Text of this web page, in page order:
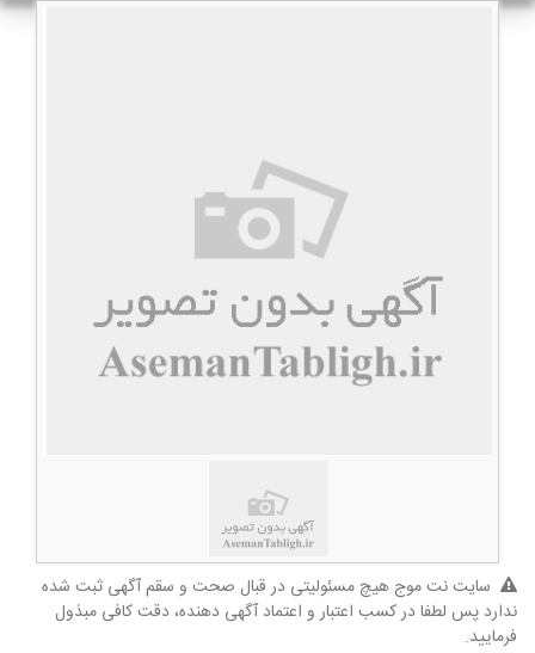
سایت نت موج هیچ مسئولیتی در قبال صحت و سقم آگهی ثبت شده
ندارد پس لطفا در کسب اعتبار و اعتماد آگهی دهنده، دقت کافی مبذول
فرمایید.